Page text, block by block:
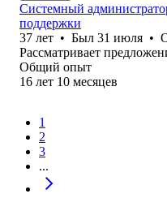
Системный
поддержки
37 лет • Был 31 июля •
Рассматривает
Общий опыт
16 лет 10 месяцев
1
2
3
...